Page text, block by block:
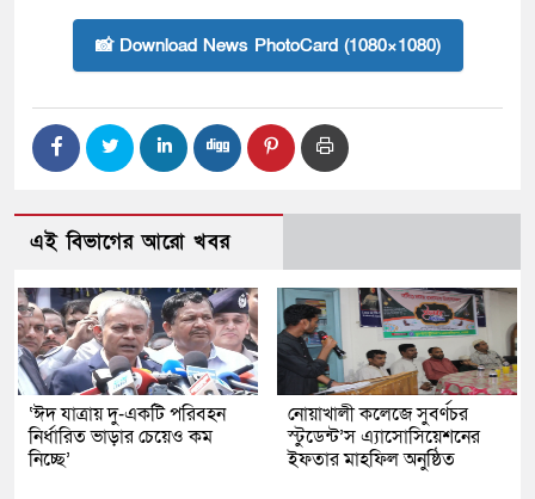
📸 Download News PhotoCard (1080×1080)
এই বিভাগের আরো খবর
‘ঈদ যাত্রায় দু-একটি পরিবহন
নির্ধারিত ভাড়ার চেয়েও কম
নিচ্ছে’
নোয়াখালী কলেজে সুবর্ণচর
স্টুডেন্ট’স এ্যাসোসিয়েশনের
ইফতার মাহফিল অনুষ্ঠিত